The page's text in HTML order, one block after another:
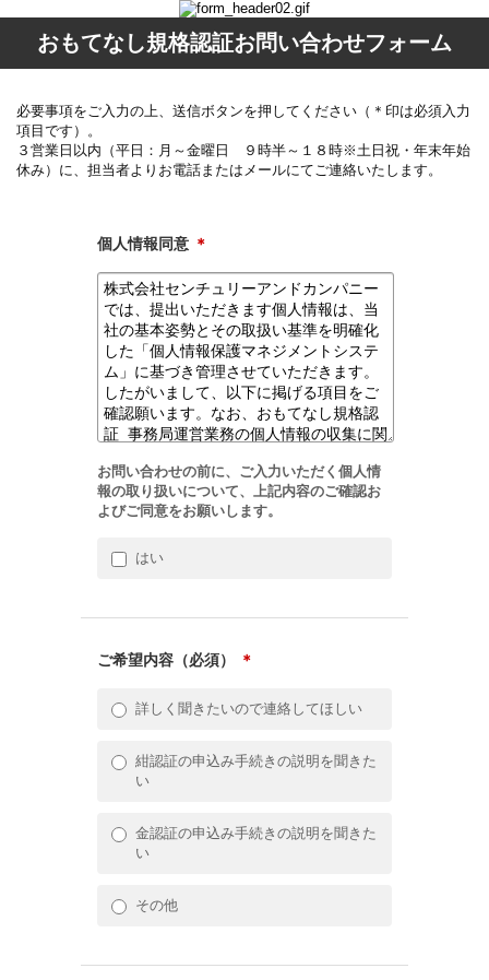
おもてなし規格認証お問い合わせフォーム
必要事項をご入力の上、送信ボタンを押してください（＊印は必須入力
項目です）。
３営業日以内（平日：月～金曜日 ９時半～１８時※土日祝・年末年始
休み）に、担当者よりお電話またはメールにてご連絡いたします。
個人情報同意 ＊
お問い合わせの前に、ご入力いただく個人情
報の取り扱いについて、上記内容のご確認お
よびご同意をお願いします。
はい
ご希望内容（必須） ＊
詳しく聞きたいので連絡してほしい
紺認証の申込み手続きの説明を聞きた
い
金認証の申込み手続きの説明を聞きた
い
その他